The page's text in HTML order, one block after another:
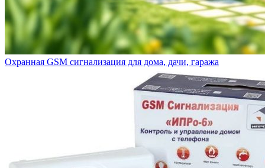
Охранная GSM сигнализация для дома, дачи, гаража